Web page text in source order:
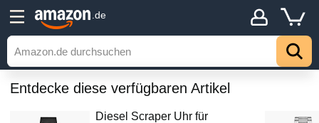
.de
Entdecke diese verfügbaren Artikel
Diesel Scraper Uhr für